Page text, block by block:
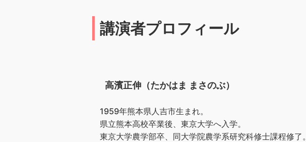
講演者プロフィール
高濱正伸（たかはま まさのぶ）
1959年熊本県人吉市生まれ。
県立熊本高校卒業後、東京大学へ入学。
東京大学農学部卒、同大学院農学系研究科修士課程修了。